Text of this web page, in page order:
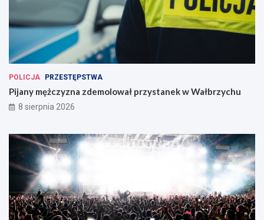
POLICJA PRZESTĘPSTWA
Pijany mężczyzna zdemolował przystanek w Wałbrzychu
8 sierpnia 2026